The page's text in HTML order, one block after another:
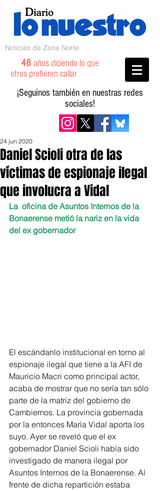
Noticias de Zona Norte
48 años diciendo lo que
otros prefieren callar
¡Seguinos también en nuestras redes
sociales!
Daniel Scioli otra de las
víctimas de espionaje ilegal
que involucra a Vidal
24 jun 2020
La  oficina de Asuntos Internos de la
Bonaerense metió la nariz en la vida
del ex gobernador
El escándanlo institucional en torno al
espionaje ilegal que tiene a la AFI de
Mauricio Macri como principal actor,
acaba de mostrar que no sería tan sólo
parte de la matriz del gobierno de
Cambiemos. La provincia gobernada
por la entonces María Vidal aporta los
suyo. Ayer se reveló que el ex
gobernador Daniel Scioli había sido
investigado de manera ilegal por
Asuntos Internos de la Bonaerense. Al
frente de dicha repartición estaba